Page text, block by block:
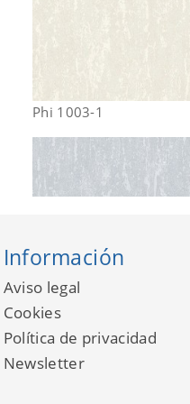
Phi 1003-1
Información
Aviso legal
Cookies
Política de privacidad
Newsletter